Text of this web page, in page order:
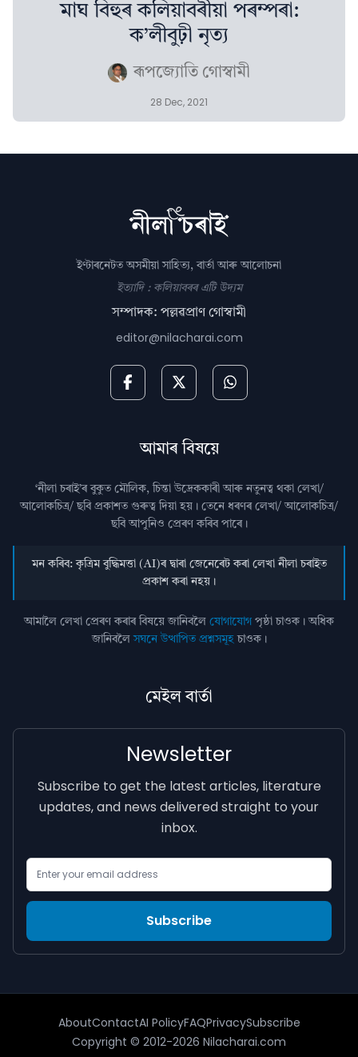
মাঘ বিহুৰ কলিয়াবৰীয়া পৰম্পৰা:
ক’লীবুঢ়ী নৃত্য
ৰূপজ্যোতি গোস্বামী
28 Dec, 2021
ইণ্টাৰনেটত অসমীয়া সাহিত্য, বাৰ্তা আৰু আলোচনা
ইত্যাদি : কলিয়াবৰৰ এটি উদ্যম
সম্পাদক: পল্লৱপ্ৰাণ গোস্বামী
editor@nilacharai.com
আমাৰ বিষয়ে
‘নীলা চৰাই’ৰ বুকুত মৌলিক, চিন্তা উদ্রেককাৰী আৰু নতুনত্ব থকা লেখা/
আলোকচিত্ৰ/ ছবি প্রকাশত গুৰুত্ব দিয়া হয়। তেনে ধৰণৰ লেখা/ আলোকচিত্ৰ/
ছবি আপুনিও প্রেৰণ কৰিব পাৰে।
মন কৰিব: কৃত্ৰিম বুদ্ধিমত্তা (AI)ৰ দ্বাৰা জেনেৰেট কৰা লেখা নীলা চৰাইত
প্ৰকাশ কৰা নহয়।
আমালৈ লেখা প্ৰেৰণ কৰাৰ বিষয়ে জানিবলৈ যোগাযোগ পৃষ্ঠা চাওক। অধিক
জানিবলৈসঘনে উত্থাপিত প্ৰশ্নসমূহচাওক।
মেইল বাৰ্তা
Newsletter
Subscribe to get the latest articles, literature
updates, and news delivered straight to your
inbox.
Subscribe
AboutContactAI PolicyFAQPrivacySubscribe
Copyright © 2012-2026 Nilacharai.com